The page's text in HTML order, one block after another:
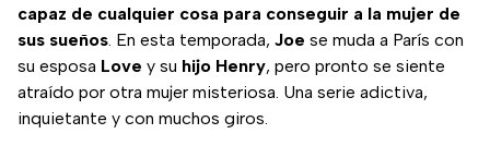
capaz de cualquier cosa para conseguir a la mujer de
sus sueños. En esta temporada, Joe se muda a París con
su esposa Love y su hijo Henry, pero pronto se siente
atraído por otra mujer misteriosa. Una serie adictiva,
inquietante y con muchos giros.